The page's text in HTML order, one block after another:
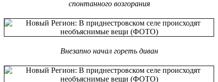
спонтанного возгорания
Внезапно начал гореть диван